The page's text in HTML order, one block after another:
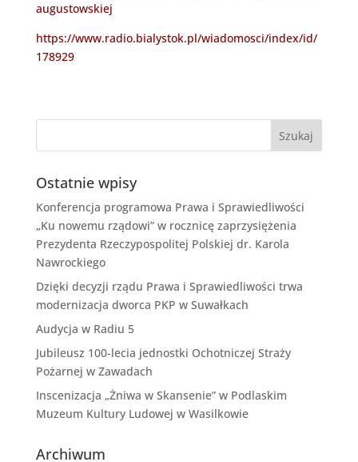
augustowskiej
https://www.radio.bialystok.pl/wiadomosci/index/id/
178929
Ostatnie wpisy
Konferencja programowa Prawa i Sprawiedliwości
„Ku nowemu rządowi” w rocznicę zaprzysiężenia
Prezydenta Rzeczypospolitej Polskiej dr. Karola
Nawrockiego
Dzięki decyzji rządu Prawa i Sprawiedliwości trwa
modernizacja dworca PKP w Suwałkach
Audycja w Radiu 5
Jubileusz 100-lecia jednostki Ochotniczej Straży
Pożarnej w Zawadach
Inscenizacja „Żniwa w Skansenie” w Podlaskim
Muzeum Kultury Ludowej w Wasilkowie
Archiwum